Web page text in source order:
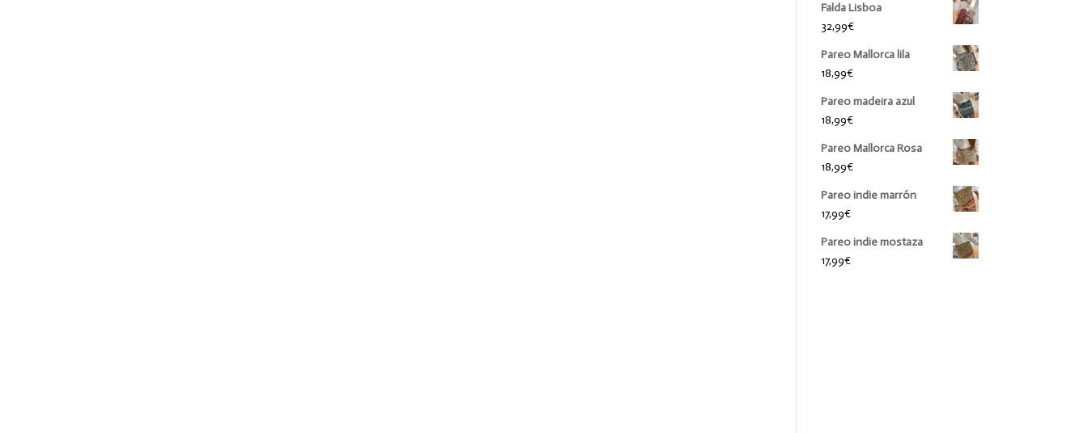
Falda Lisboa
32,99€
Pareo Mallorca lila
18,99€
Pareo madeira azul
18,99€
Pareo Mallorca Rosa
18,99€
Pareo indie marrón
17,99€
Pareo indie mostaza
17,99€